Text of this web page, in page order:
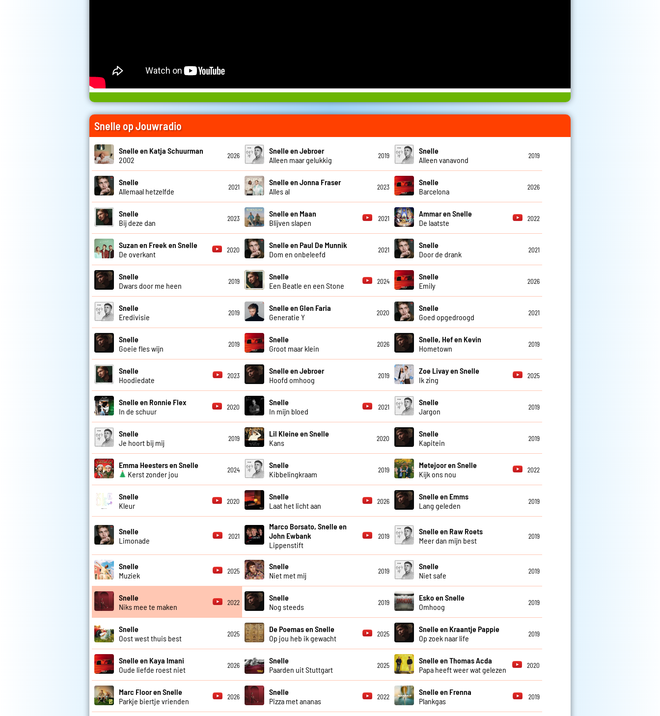
Snelle op Jouwradio
Snelle en Katja Schuurman
2002
2026
Snelle en Jebroer
Alleen maar gelukkig
2019
Snelle
Alleen vanavond
2019
Snelle
Allemaal hetzelfde
2021
Snelle en Jonna Fraser
Alles al
2023
Snelle
Barcelona
2026
Snelle
Bij deze dan
2023
Snelle en Maan
Blijven slapen
2021
Ammar en Snelle
De laatste
2022
Suzan en Freek en Snelle
De overkant
2020
Snelle en Paul De Munnik
Dom en onbeleefd
2021
Snelle
Door de drank
2021
Snelle
Dwars door me heen
2019
Snelle
Een Beatle en een Stone
2024
Snelle
Emily
2026
Snelle
Eredivisie
2019
Snelle en Glen Faria
Generatie Y
2020
Snelle
Goed opgedroogd
2021
Snelle
Goeie fles wijn
2019
Snelle
Groot maar klein
2026
Snelle, Hef en Kevin
Hometown
2019
Snelle
Hoodiedate
2023
Snelle en Jebroer
Hoofd omhoog
2019
Zoe Livay en Snelle
Ik zing
2025
Snelle en Ronnie Flex
In de schuur
2020
Snelle
In mijn bloed
2021
Snelle
Jargon
2019
Snelle
Je hoort bij mij
2019
Lil Kleine en Snelle
Kans
2020
Snelle
Kapitein
2019
Emma Heesters en Snelle
Kerst zonder jou
2024
Snelle
Kibbelingkraam
2019
Metejoor en Snelle
Kijk ons nou
2022
Snelle
Kleur
2020
Snelle
Laat het licht aan
2026
Snelle en Emms
Lang geleden
2019
Snelle
Limonade
2021
Marco Borsato, Snelle en
John Ewbank
Lippenstift
2019
Snelle en Raw Roets
Meer dan mijn best
2019
Snelle
Muziek
2025
Snelle
Niet met mij
2019
Snelle
Niet safe
2019
Snelle
Niks mee te maken
2022
Snelle
Nog steeds
2019
Esko en Snelle
Omhoog
2019
Snelle
Oost west thuis best
2025
De Poemas en Snelle
Op jou heb ik gewacht
2025
Snelle en Kraantje Pappie
Op zoek naar life
2019
Snelle en Kaya Imani
Oude liefde roest niet
2026
Snelle
Paarden uit Stuttgart
2025
Snelle en Thomas Acda
Papa heeft weer wat gelezen
2020
Marc Floor en Snelle
Parkje biertje vrienden
2026
Snelle
Pizza met ananas
2022
Snelle en Frenna
Plankgas
2019